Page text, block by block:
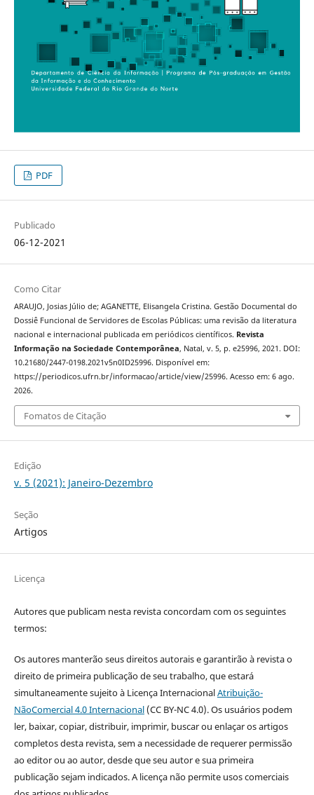
PDF
Publicado
06-12-2021
Como Citar
ARAUJO, Josias Júlio de; AGANETTE, Elisangela Cristina. Gestão Documental do
Dossiê Funcional de Servidores de Escolas Públicas: uma revisão da literatura
nacional e internacional publicada em periódicos científicos. Revista
Informação na Sociedade Contemporânea, Natal, v. 5, p. e25996, 2021. DOI:
10.21680/2447-0198.2021v5n0ID25996. Disponível em:
https://periodicos.ufrn.br/informacao/article/view/25996. Acesso em: 6 ago.
2026.
Fomatos de Citação
Edição
v. 5 (2021): Janeiro-Dezembro
Seção
Artigos
Licença
Autores que publicam nesta revista concordam com os seguintes
termos:
Os autores manterão seus direitos autorais e garantirão à revista o
direito de primeira publicação de seu trabalho, que estará
simultaneamente sujeito à Licença InternacionalAtribuição-
NãoComercial 4.0 Internacional(CC BY-NC 4.0). Os usuários podem
ler, baixar, copiar, distribuir, imprimir, buscar ou enlaçar os artigos
completos desta revista, sem a necessidade de requerer permissão
ao editor ou ao autor, desde que seu autor e sua primeira
publicação sejam indicados. A licença não permite usos comerciais